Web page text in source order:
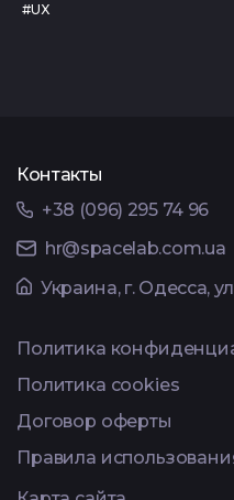
#UX
Контакты
+38 (096) 295 74 96
hr@spacelab.com.ua
Украина, г. Одесса,
Политика
Политика cookies
Договор оферты
Правила